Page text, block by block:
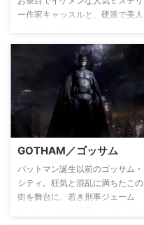
た。
ー作家キャッスルと、硬派で美人
ビが数々の難事件に挑む犯罪捜査
ドラマ。軟派でふざけたキャッス
ルと生真面目で頑固なベケットは
性格的に水と油。暴力が嫌いで拳
銃すらろくに持てないキャッスル
が次第に公私ともにお互いを認め
て受け入れていく――。
GOTHAM／ゴッサム
バットマン誕生以前のゴッサム・
シティ。狂気と混乱に満ちたこの
街を舞台に、若き刑事ジェーム